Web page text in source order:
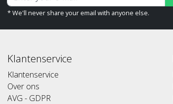
* We'll never share your email with anyone else.
Klantenservice
Klantenservice
Over ons
AVG - GDPR